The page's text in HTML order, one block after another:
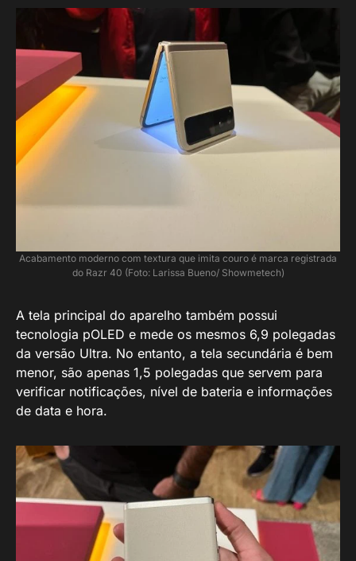
Acabamento moderno com textura que imita couro é marca registrada
do Razr 40 (Foto: Larissa Bueno/ Showmetech)
A tela principal do aparelho também possui
tecnologia pOLED e mede os mesmos 6,9 polegadas
da versão Ultra. No entanto, a tela secundária é bem
menor, são apenas 1,5 polegadas que servem para
verificar notificações, nível de bateria e informações
de data e hora.